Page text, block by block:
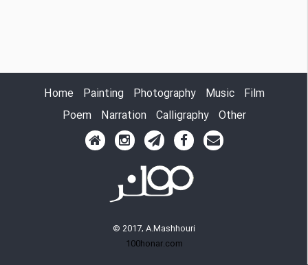
Home Painting Photography Music
Film
Poem
Narration Calligraphy Other
© 2017, A.Mashhouri
100honar.com